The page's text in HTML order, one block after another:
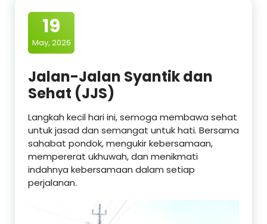
19
May, 2026
Jalan-Jalan Syantik dan
Sehat (JJS)
Langkah kecil hari ini, semoga membawa sehat
untuk jasad dan semangat untuk hati. Bersama
sahabat pondok, mengukir kebersamaan,
mempererat ukhuwah, dan menikmati
indahnya kebersamaan dalam setiap
perjalanan.